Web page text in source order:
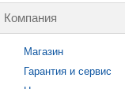
Компания
Магазин
Гарантия и сервис